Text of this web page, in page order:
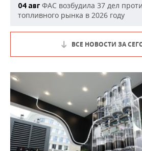
04 авг ФАС возбудила 37 дел
топливного рынка в 2026 году
ВСЕ НОВОСТИ ЗА